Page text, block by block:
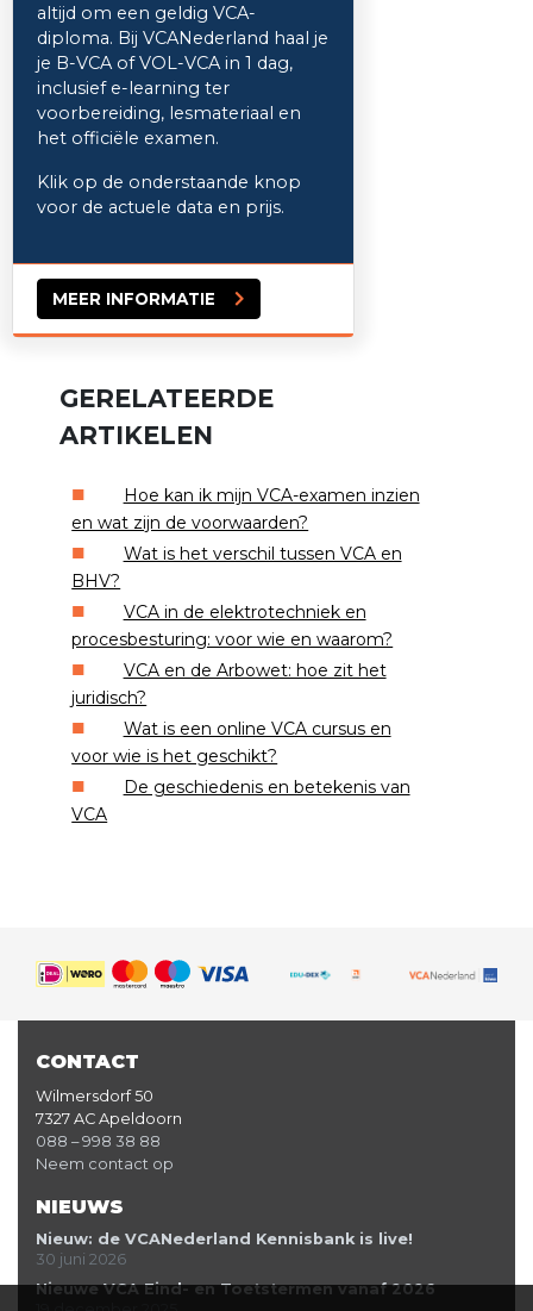
altijd om een geldig VCA-
diploma. Bij VCANederland haal je
je B-VCA of VOL-VCA in 1 dag,
inclusief e-learning ter
voorbereiding, lesmateriaal en
het officiële examen.
Klik op de onderstaande knop
voor de actuele data en prijs.
MEER INFORMATIE
GERELATEERDE
ARTIKELEN
Hoe kan ik mijn VCA-examen inzien
en wat zijn de voorwaarden?
Wat is het verschil tussen VCA en
BHV?
VCA in de elektrotechniek en
procesbesturing: voor wie en waarom?
VCA en de Arbowet: hoe zit het
juridisch?
Wat is een online VCA cursus en
voor wie is het geschikt?
De geschiedenis en betekenis van
VCA
CONTACT
Wilmersdorf 50
7327 AC Apeldoorn
088 – 998 38 88
Neem contact op
NIEUWS
Nieuw: de VCANederland Kennisbank is live!
30 juni 2026
Nieuwe VCA Eind- en Toetstermen vanaf 2026